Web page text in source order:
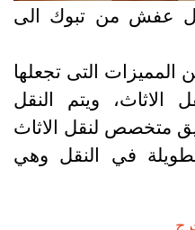
عفش من تبوك الى
التى تجعلها
ويتم النقل
متخصص لنقل الاثاث
في النقل وهي